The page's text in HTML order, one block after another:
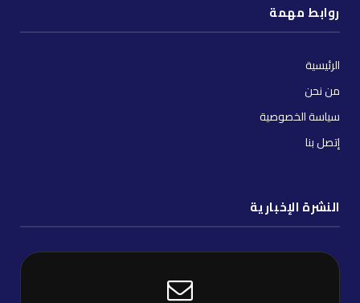
روابط مهمة
الرئيسية
من نحن
سياسة الخصوصية
إتصل بنا
النشرة الإخبارية